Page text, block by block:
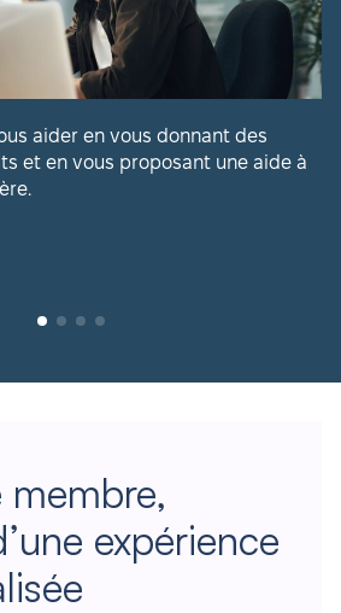
aider en vous donnant des
et en vous proposant une aide à
expérience